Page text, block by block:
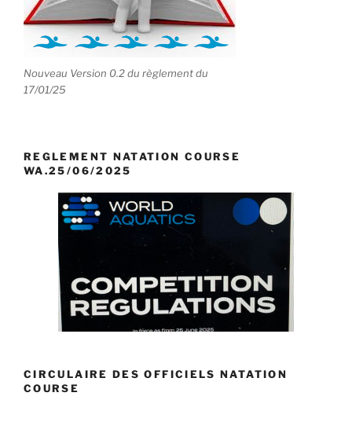
Nouveau Version 0.2 du règlement du
17/01/25
REGLEMENT NATATION COURSE
WA.25/06/2025
CIRCULAIRE DES OFFICIELS NATATION
COURSE